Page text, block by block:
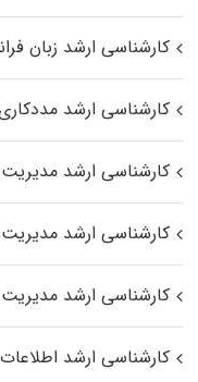
کارشناسی ارشد زبان
کارشناسی ارشد
کارشناسی ارشد
کارشناسی ارشد مدیریت
کارشناسی ارشد
کارشناسی ارشد اطلاعات